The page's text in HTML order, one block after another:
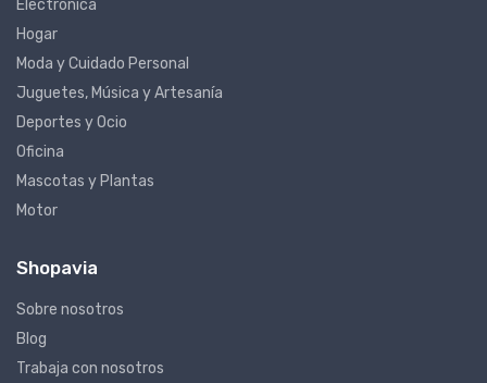
Electrónica
Hogar
Moda y Cuidado Personal
Juguetes, Música y Artesanía
Deportes y Ocio
Oficina
Mascotas y Plantas
Motor
Shopavia
Sobre nosotros
Blog
Trabaja con nosotros